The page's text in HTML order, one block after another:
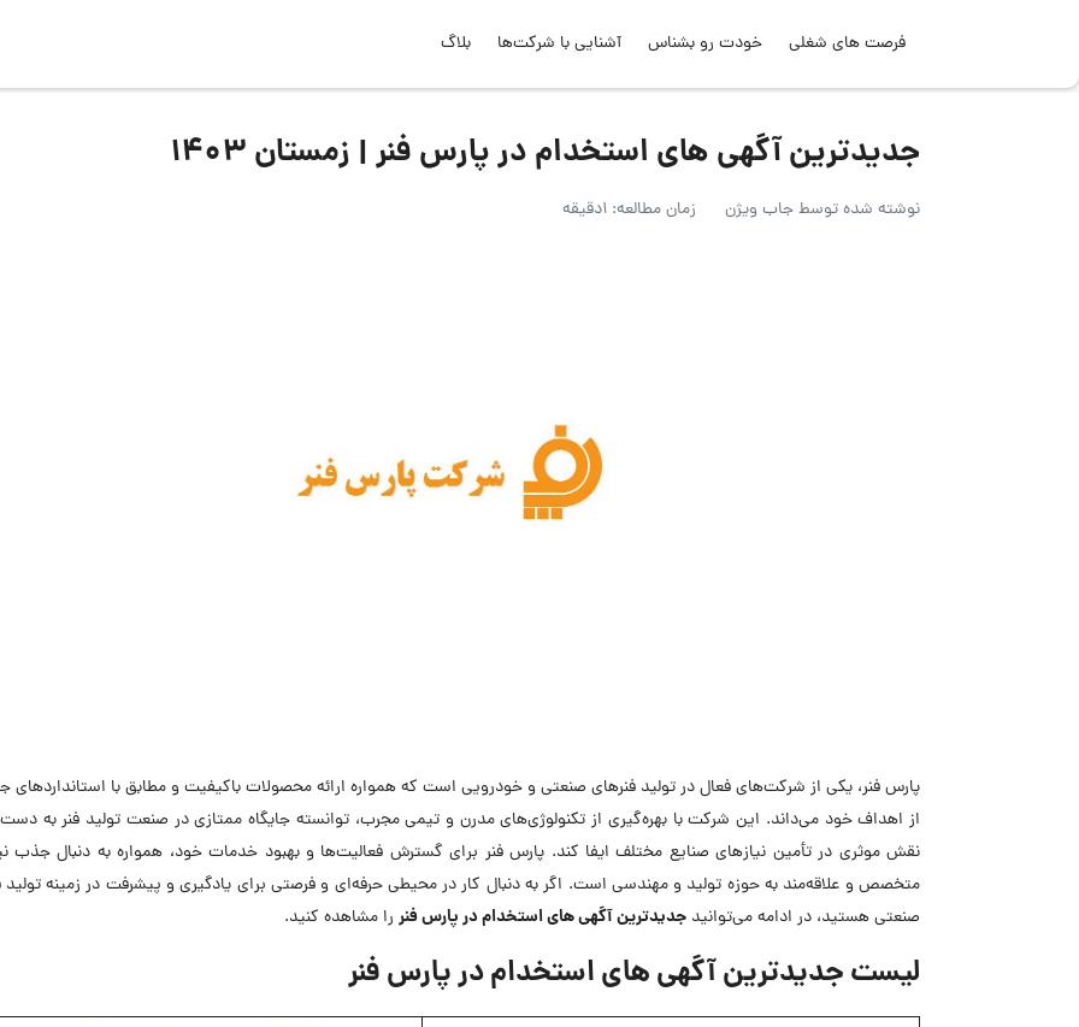
فرصت های شغلی خودت رو بشناس آشنایی با شرکت‌ها بلاگ
جدیدترین آگهی های استخدام در پارس فنر | زمستان ۱۴۰۳
نوشته شده توسطجاب ویژن زمان مطالعه: 1دقیقه
پارس فنر، یکی از شرکت‌های فعال در تولید فنرهای صنعتی و خودرویی است که همواره ارائه محصولات باکیفیت و مطابق با استانداردهای
از اهداف خود می‌داند. این شرکت با بهره‌گیری از تکنولوژی‌های مدرن و تیمی مجرب، توانسته جایگاه ممتازی در صنعت تولید فنر به
نقش موثری در تأمین نیازهای صنایع مختلف ایفا کند. پارس فنر برای گسترش فعالیت‌ها و بهبود خدمات خود، همواره به دنبال جذب
متخصص و علاقه‌مند به حوزه تولید و مهندسی است. اگر به دنبال کار در محیطی حرفه‌ای و فرصتی برای یادگیری و پیشرفت در زمینه
صنعتی هستید، در ادامه می‌توانید جدیدترینآگهی های استخدام در پارس فنر را مشاهده کنید.
لیست جدیدترین آگهی های استخدام در پارس فنر